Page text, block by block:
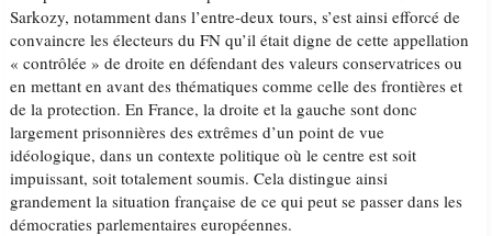
Sarkozy, notamment dans l’entre-deux tours, s’est ainsi efforcé de
convaincre les électeurs du FN qu’il était digne de cette appellation
« contrôlée » de droite en défendant des valeurs conservatrices ou
en mettant en avant des thématiques comme celle des frontières et
de la protection. En France, la droite et la gauche sont donc
largement prisonnières des extrêmes d’un point de vue
idéologique, dans un contexte politique où le centre est soit
impuissant, soit totalement soumis. Cela distingue ainsi
grandement la situation française de ce qui peut se passer dans les
démocraties parlementaires européennes.